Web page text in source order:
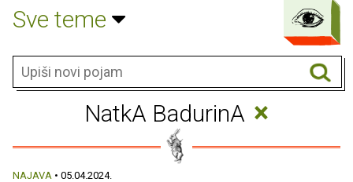
Sve teme
NatkA BadurinA ×
NAJAVA • 05.04.2024.